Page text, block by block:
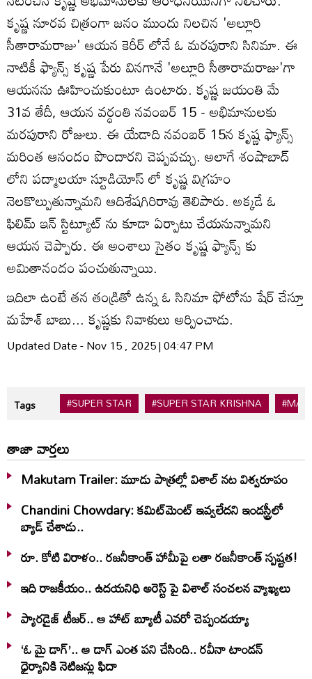
కృష్ణ నూరవ చిత్రంగా జనం ముందు నిలచిన 'అల్లూరి
సీతారామరాజు' ఆయన కెరీర్ లోనే ఓ మరపురాని సినిమా. ఈ
నాటికీ ఫ్యాన్స్ కృష్ణ పేరు వినగానే 'అల్లూరి సీతారామరాజు'గా
ఆయనను ఊహించుకుంటూ ఉంటారు. కృష్ణ జయంతి మే
31వ తేదీ, ఆయన వర్ధంతి నవంబర్ 15 - అభిమానులకు
మరపురాని రోజులు. ఈ యేడాది నవంబర్ 15న కృష్ణ ఫ్యాన్స్
మరింత ఆనందం పొందారని చెప్పవచ్చు. అలాగే శంషాబాద్
లోని పద్మాలయా స్టూడియోస్ లో కృష్ణ విగ్రహం
నెలకొల్పుతున్నామని ఆదిశేషగిరిరావు తెలిపారు. అక్కడే ఓ
ఫిలిమ్ ఇన్ స్టిట్యూట్ ను కూడా ఏర్పాటు చేయనున్నామని
ఆయన చెప్పారు. ఈ అంశాలు సైతం కృష్ణ ఫ్యాన్స్ కు
అమితానందం పంచుతున్నాయి.
ఇదిలా ఉంటే తన తండ్రితో ఉన్న ఓ సినిమా ఫోటోను షేర్ చేస్తూ
మహేశ్ బాబు... కృష్ణకు నివాళులు అర్పించాడు.
Updated Date - Nov 15 , 2025 | 04:47 PM
Tags #SUPER STAR #SUPER STAR KRISHNA
తాజా వార్తలు
Makutam Trailer: మూడు పాత్రల్లో విశాల్ నట విశ్వరూపం
Chandini Chowdary: కమిట్‌మెంట్ ఇవ్వలేదని ఇండస్ట్రీలో
బ్యాడ్ చేశాడు..
రూ. కోటి విరాళం.. రజనీకాంత్ హామీపై లతా రజనీకాంత్ స్పష్టత!
ఇది రాజకీయం.. ఉదయనిధి అరెస్ట్ పై విశాల్ సంచలన వ్యాఖ్యలు
ప్యారడైజ్ టీజర్.. ఆ హాట్ బ్యూటీ ఎవరో చెప్పండయ్యా
‘ఓ మై డాగ్’.. ఆ డాగ్ ఎంత పని చేసింది.. రవీనా టాండన్
ధైర్యానికి నెటిజన్లు ఫిదా